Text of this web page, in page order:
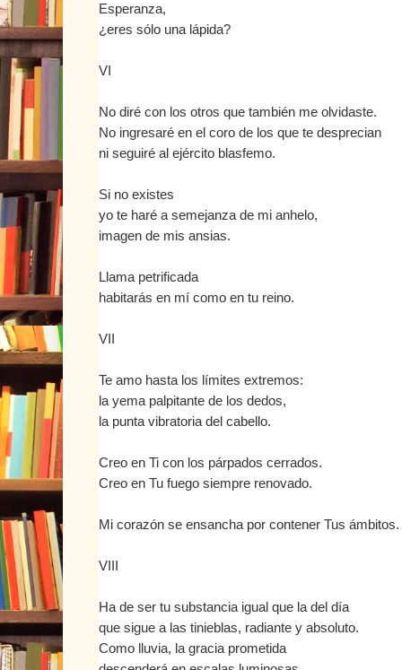
Esperanza,
¿eres sólo una lápida?
VI
No diré con los otros que también me olvidaste.
No ingresaré en el coro de los que te desprecian
ni seguiré al ejército blasfemo.
Si no existes
yo te haré a semejanza de mi anhelo,
imagen de mis ansias.
Llama petrificada
habitarás en mí como en tu reino.
VII
Te amo hasta los límites extremos:
la yema palpitante de los dedos,
la punta vibratoria del cabello.
Creo en Ti con los párpados cerrados.
Creo en Tu fuego siempre renovado.
Mi corazón se ensancha por contener Tus ámbitos.
VIII
Ha de ser tu substancia igual que la del día
que sigue a las tinieblas, radiante y absoluto.
Como lluvia, la gracia prometida